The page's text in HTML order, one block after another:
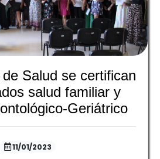
Salud se certifican
salud familiar y
Geriátrico
11/01/2023